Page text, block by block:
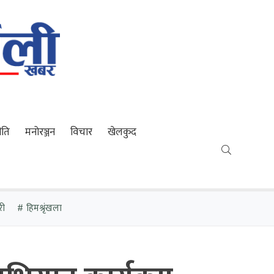
मनोरञ्जन विचार खेलकुद
हिमश्रृंखला